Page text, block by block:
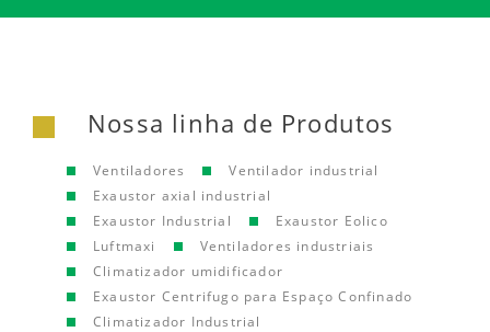
Nossa linha de Produtos
Ventiladores
Ventilador industrial
Exaustor axial industrial
Exaustor Industrial
Exaustor Eolico
Luftmaxi
Ventiladores industriais
Climatizador umidificador
Exaustor Centrifugo para Espaço Confinado
Climatizador Industrial